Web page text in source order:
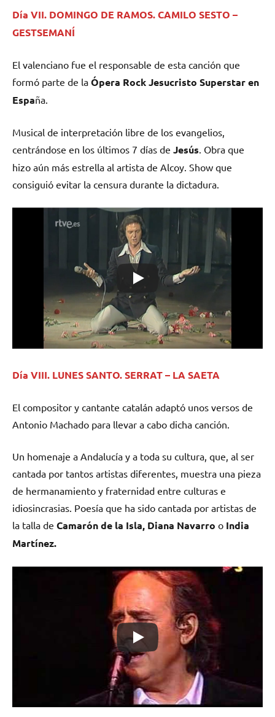
Día VII. DOMINGO DE RAMOS. CAMILO SESTO –
GESTSEMANÍ
El valenciano fue el responsable de esta canción que
formó parte de la Ópera Rock Jesucristo Superstar en
España.
Musical de interpretación libre de los evangelios,
centrándose en los últimos 7 días de Jesús. Obra que
hizo aún más estrella al artista de Alcoy. Show que
consiguió evitar la censura durante la dictadura.
Día VIII. LUNES SANTO. SERRAT – LA SAETA
El compositor y cantante catalán adaptó unos versos de
Antonio Machado para llevar a cabo dicha canción.
Un homenaje a Andalucía y a toda su cultura, que, al ser
cantada por tantos artistas diferentes, muestra una pieza
de hermanamiento y fraternidad entre culturas e
idiosincrasias. Poesía que ha sido cantada por artistas de
la talla de Camarón de la Isla, Diana Navarro o India
Martínez.